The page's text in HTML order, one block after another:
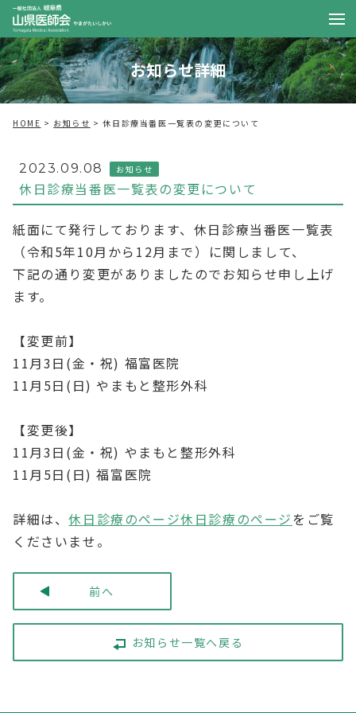
お知らせ詳細
HOME お知らせ 休日診療当番医一覧表の変更について
2023.09.08 お知らせ
休日診療当番医一覧表の変更について
紙面にて発行しております、休日診療当番医一覧表
（令和5年10月から12月まで）に関しまして、
下記の通り変更がありましたのでお知らせ申し上げ
ます。
【変更前】
11月3日(金・祝) 福富医院
11月5日(日) やまもと整形外科
【変更後】
11月3日(金・祝) やまもと整形外科
11月5日(日) 福富医院
詳細は、休日診療のページ休日診療のページをご覧
くださいませ。
前へ
お知らせ一覧へ戻る